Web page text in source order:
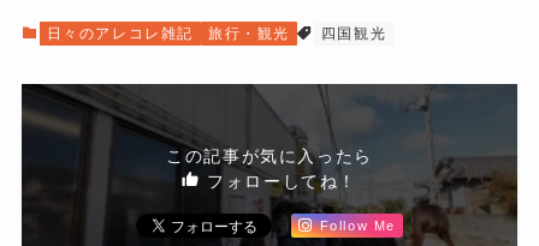
日々のアレコレ雑記 旅行・観光 四国観光
この記事が気に入ったら
フォローしてね！
Follow Me